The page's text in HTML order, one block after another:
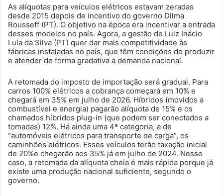
As alíquotas para veículos elétricos estavam zeradas
desde 2015 depois de incentivo do governo Dilma
Rousseff (PT). O objetivo na época era incentivar a entrada
desses modelos no país. Agora, a gestão de Luiz Inácio
Lula da Silva (PT) quer dar mais competitividade às
fábricas instaladas no país, que têm condições de produzir
e atender de forma gradativa a demanda nacional.
A retomada do imposto de importação será gradual. Para
carros 100% elétricos a cobrança começará em 10% e
chegará em 35% em julho de 2026. Híbridos (movidos a
combustível e energia) pagarão alíquota de 15% e os
chamados híbridos plug-in (que podem ser conectados a
tomadas) 12%. Há ainda uma 4ª categoria, a de
“automóveis elétricos para transporte de carga”, os
caminhões elétricos. Esses veículos terão taxação inicial
de 20%e chegarão aos 35% já em julho de 2024. Nesse
caso, a retomada da alíquota cheia é mais rápida porque já
existe uma produção nacional suficiente, segundo o
governo.